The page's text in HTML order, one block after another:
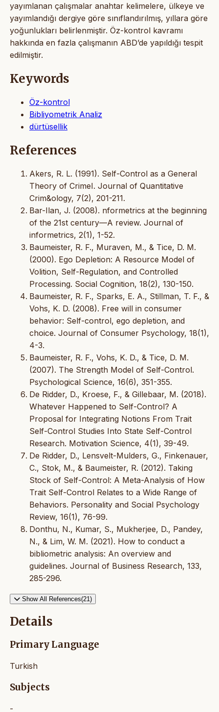
yayımlanan çalışmalar anahtar kelimelere, ülkeye ve
yayımlandığı dergiye göre sınıflandırılmış, yıllara göre
yoğunlukları belirlenmiştir. Öz-kontrol kavramı
hakkında en fazla çalışmanın ABD’de yapıldığı tespit
edilmiştir.
Keywords
Öz-kontrol
Bibliyometrik Analiz
dürtüsellik
References
Akers, R. L. (1991). Self-Control as a General
Theory of CrimeI. Journal of Quantitative
Crim&ology, 7(2), 201-211.
Bar-Ilan, J. (2008). nformetrics at the beginning
of the 21st century—A review. Journal of
informetrics, 2(1), 1-52.
Baumeister, R. F., Muraven, M., & Tice, D. M.
(2000). Ego Depletion: A Resource Model of
Volition, Self-Regulation, and Controlled
Processing. Social Cognition, 18(2), 130-150.
Baumeister, R. F., Sparks, E. A., Stillman, T. F., &
Vohs, K. D. (2008). Free will in consumer
behavior: Self-control, ego depletion, and
choice. Journal of Consumer Psychology, 18(1),
4-3.
Baumeister, R. F., Vohs, K. D., & Tice, D. M.
(2007). The Strength Model of Self-Control.
Psychological Science, 16(6), 351-355.
De Ridder, D., Kroese, F., & Gillebaar, M. (2018).
Whatever Happened to Self-Control? A
Proposal for Integrating Notions From Trait
Self-Control Studies Into State Self-Control
Research. Motivation Science, 4(1), 39-49.
De Ridder, D., Lensvelt-Mulders, G., Finkenauer,
C., Stok, M., & Baumeister, R. (2012). Taking
Stock of Self-Control: A Meta-Analysis of How
Trait Self-Control Relates to a Wide Range of
Behaviors. Personality and Social Psychology
Review, 16(1), 76-99.
Donthu, N., Kumar, S., Mukherjee, D., Pandey,
N., & Lim, W. M. (2021). How to conduct a
bibliometric analysis: An overview and
guidelines. Journal of Business Research, 133,
285-296.
Show All References(21)
Details
Primary Language
Turkish
Subjects
-